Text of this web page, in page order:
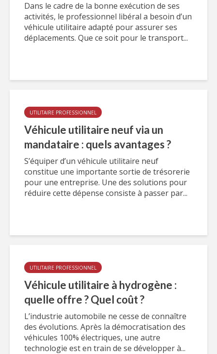
Dans le cadre de la bonne exécution de ses
activités, le professionnel libéral a besoin d’un
véhicule utilitaire adapté pour assurer ses
déplacements. Que ce soit pour le transport...
UTILITAIRE PROFESSIONNEL
Véhicule utilitaire neuf via un
mandataire : quels avantages ?
S’équiper d’un véhicule utilitaire neuf
constitue une importante sortie de trésorerie
pour une entreprise. Une des solutions pour
réduire cette dépense consiste à passer par...
UTILITAIRE PROFESSIONNEL
Véhicule utilitaire à hydrogène :
quelle offre ? Quel coût ?
L’industrie automobile ne cesse de connaître
des évolutions. Après la démocratisation des
véhicules 100% électriques, une autre
technologie est en train de se développer à...